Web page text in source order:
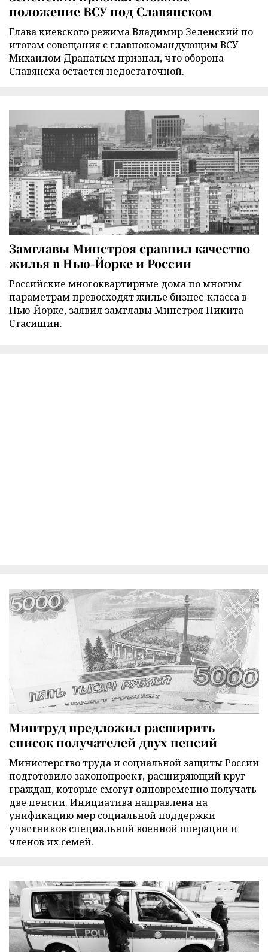
положение ВСУ под Славянском
Глава киевского режима Владимир Зеленский по
итогам совещания с главнокомандующим ВСУ
Михаилом Драпатым признал, что оборона
Славянска остается недостаточной.
Замглавы Минстроя сравнил качество
жилья в Нью-Йорке и России
Российские многоквартирные дома по многим
параметрам превосходят жилье бизнес-класса в
Нью-Йорке, заявил замглавы Минстроя Никита
Стасишин.
Минтруд предложил расширить
список получателей двух пенсий
Министерство труда и социальной защиты России
подготовило законопроект, расширяющий круг
граждан, которые смогут одновременно получать
две пенсии. Инициатива направлена на
унификацию мер социальной поддержки
участников специальной военной операции и
членов их семей.